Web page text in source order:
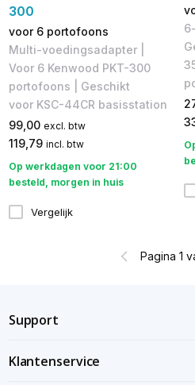
300
voor 6 portofoons
Multi-voedingsadapter |
Voor 6 Kenwood PKT-300
portofoons | Geschikt
voor KSC-44CR basisstation
99,00 excl. btw
119,79 incl. btw
Op werkdagen voor 21:00
besteld, morgen in huis
Vergelijk
Pagina 1
Support
Klantenservice